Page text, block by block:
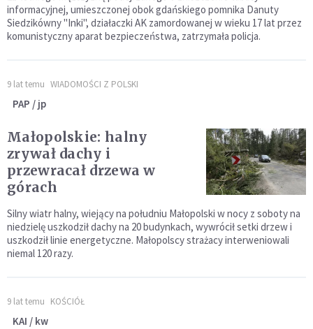
informacyjnej, umieszczonej obok gdańskiego pomnika Danuty
Siedzikówny "Inki", działaczki AK zamordowanej w wieku 17 lat przez
komunistyczny aparat bezpieczeństwa, zatrzymała policja.
9 lat temu WIADOMOŚCI Z POLSKI
PAP / jp
Małopolskie: halny
zrywał dachy i
przewracał drzewa w
górach
Silny wiatr halny, wiejący na południu Małopolski w nocy z soboty na
niedzielę uszkodził dachy na 20 budynkach, wywrócił setki drzew i
uszkodził linie energetyczne. Małopolscy strażacy interweniowali
niemal 120 razy.
9 lat temu KOŚCIÓŁ
KAI / kw